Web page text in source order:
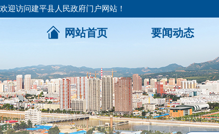
欢迎访问建平县人民政府门户网站！
网站首页 要闻动态